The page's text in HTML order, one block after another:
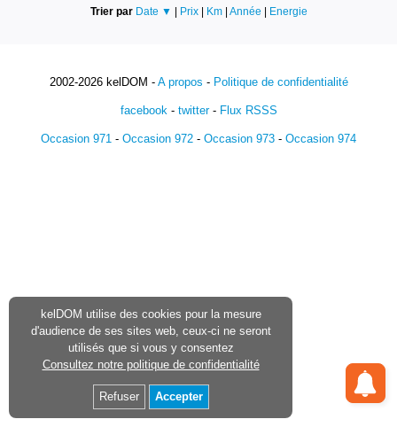
Trier par Date ▼ | Prix | Km | Année | Energie
2002-2026 kelDOM - A propos - Politique de confidentialité
facebook- twitter- Flux RSSS
Occasion 971 - Occasion 972 - Occasion 973 - Occasion 974
kelDOM utilise des cookies pour la mesure
d'audience de ses sites web, ceux-ci ne seront
utilisés que si vous y consentez
Consultez notre politique de confidentialité
Refuser Accepter